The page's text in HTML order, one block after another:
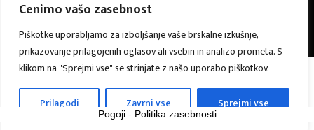
Cenimo vašo zasebnost
Piškotke uporabljamo za izboljšanje vaše brskalne izkušnje,
prikazovanje prilagojenih oglasov ali vsebin in analizo prometa. S
klikom na "Sprejmi vse" se strinjate z našo uporabo piškotkov.
Prilagodi Zavrni vse Sprejmi vse
@2023 - buffalovs.com. All Right Reserved.
O meni Kontakt
Slovenščina
Pogoji- Politika zasebnosti